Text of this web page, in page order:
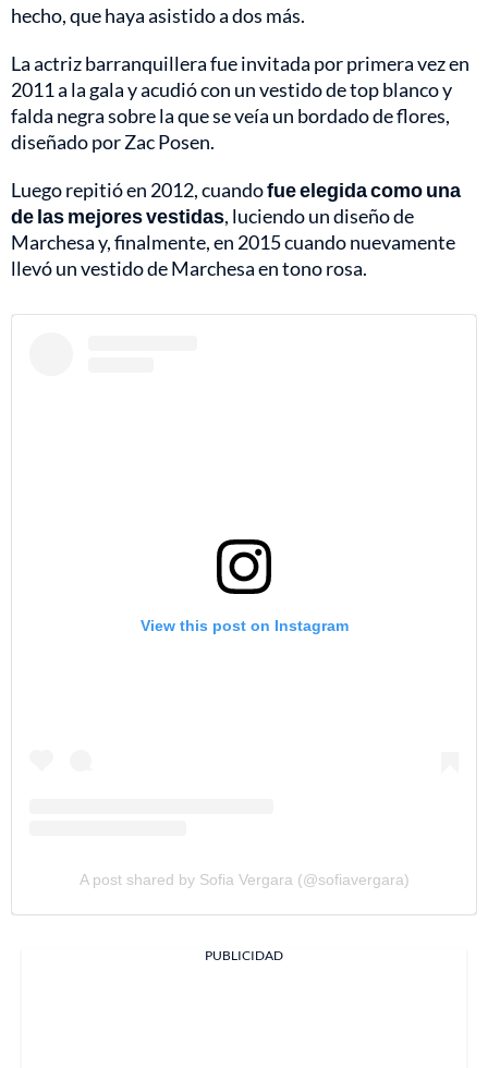
hecho, que haya asistido a dos más.
La actriz barranquillera fue invitada por primera vez en
2011 a la gala y acudió con un vestido de top blanco y
falda negra sobre la que se veía un bordado de flores,
diseñado por Zac Posen.
Luego repitió en 2012, cuandofue elegida como una
de las mejores vestidas, luciendo un diseño de
Marchesa y, finalmente, en 2015 cuando nuevamente
llevó un vestido de Marchesa en tono rosa.
View this post on Instagram
A post shared by Sofia Vergara (@sofiavergara)
PUBLICIDAD